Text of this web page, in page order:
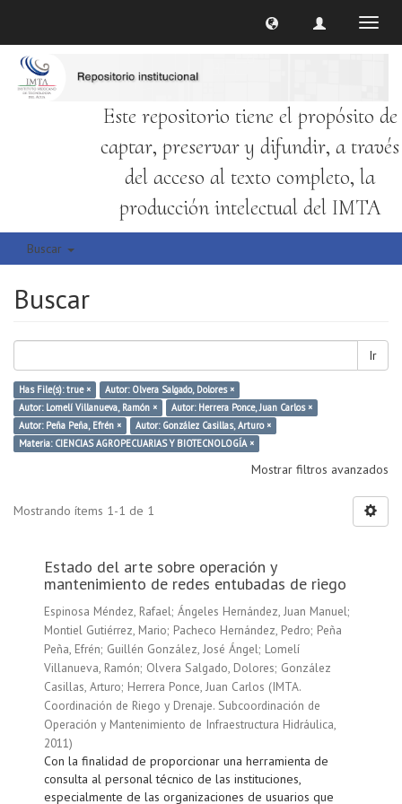
Este repositorio tiene el propósito de
captar, preservar y difundir, a través
del acceso al texto completo, la
producción intelectual del IMTA
Buscar
Buscar
Ir
Has File(s): true ×
Autor: Olvera Salgado, Dolores ×
Autor: Lomelí Villanueva, Ramón ×
Autor: Herrera Ponce, Juan Carlos ×
Autor: Peña Peña, Efrén ×
Autor: González Casillas, Arturo ×
Materia: CIENCIAS AGROPECUARIAS Y BIOTECNOLOGÍA ×
Mostrar filtros avanzados
Mostrando ítems 1-1 de 1
Estado del arte sobre operación y
mantenimiento de redes entubadas de riego
Espinosa Méndez, Rafael; Ángeles Hernández, Juan Manuel;
Montiel Gutiérrez, Mario; Pacheco Hernández, Pedro; Peña
Peña, Efrén; Guillén González, José Ángel; Lomelí
Villanueva, Ramón; Olvera Salgado, Dolores; González
Casillas, Arturo; Herrera Ponce, Juan Carlos (IMTA.
Coordinación de Riego y Drenaje. Subcoordinación de
Operación y Mantenimiento de Infraestructura Hidráulica,
2011)
Con la finalidad de proporcionar una herramienta de
consulta al personal técnico de las instituciones,
especialmente de las organizaciones de usuarios que